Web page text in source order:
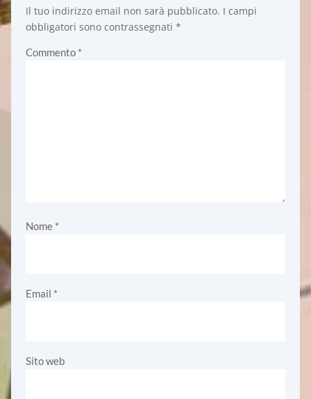
Il tuo indirizzo email non sarà pubblicato. I campi
obbligatori sono contrassegnati *
Commento *
Nome *
Email *
Sito web